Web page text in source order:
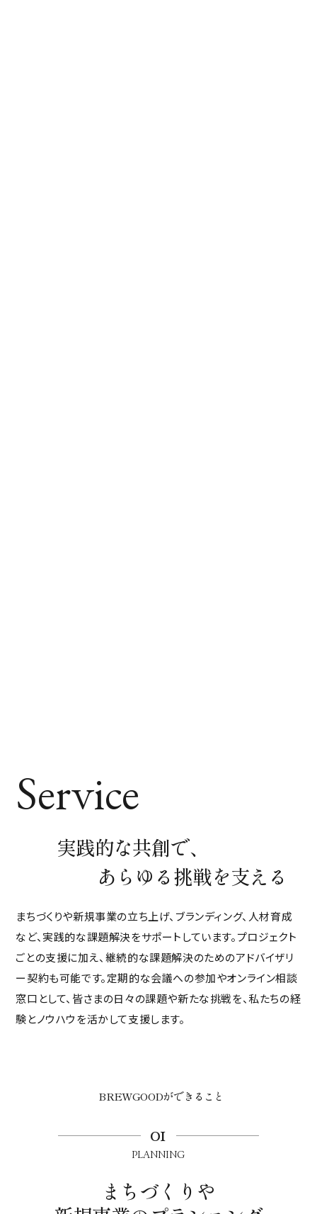
Service
実践的な共創で、
あらゆる挑戦を支える
まちづくりや新規事業の立ち上げ、ブランディング、人材育成
など、実践的な課題解決をサポートしています。プロジェクト
ごとの支援に加え、継続的な課題解決のためのアドバイザリ
ー契約も可能です。定期的な会議への参加やオンライン相談
窓口として、皆さまの日々の課題や新たな挑戦を、私たちの経
験とノウハウを活かして支援します。
BREWGOODができること
01
PLANNING
まちづくりや